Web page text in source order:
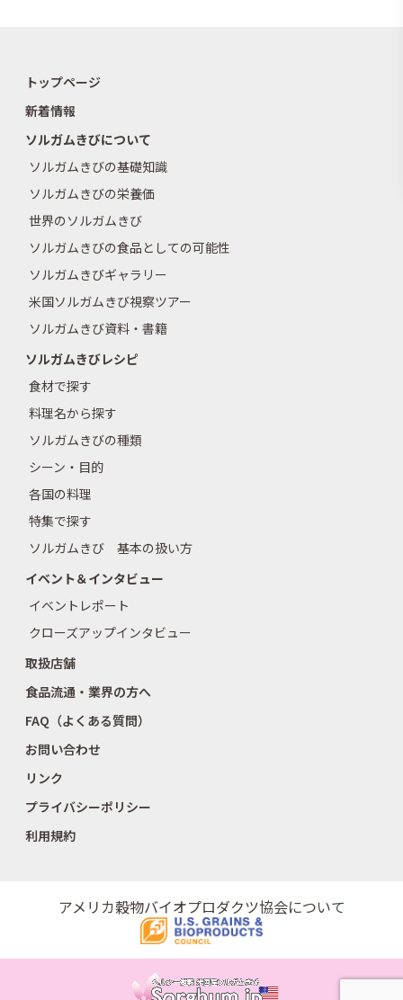
トップページ
新着情報
ソルガムきびについて
ソルガムきびの基礎知識
ソルガムきびの栄養価
世界のソルガムきび
ソルガムきびの食品としての可能性
ソルガムきびギャラリー
米国ソルガムきび視察ツアー
ソルガムきび資料・書籍
ソルガムきびレシピ
食材で探す
料理名から探す
ソルガムきびの種類
シーン・目的
各国の料理
特集で探す
ソルガムきび 基本の扱い方
イベント＆インタビュー
イベントレポート
クローズアップインタビュー
取扱店舗
食品流通・業界の方へ
FAQ（よくある質問）
お問い合わせ
リンク
プライバシーポリシー
利用規約
アメリカ穀物バイオプロダクツ協会について